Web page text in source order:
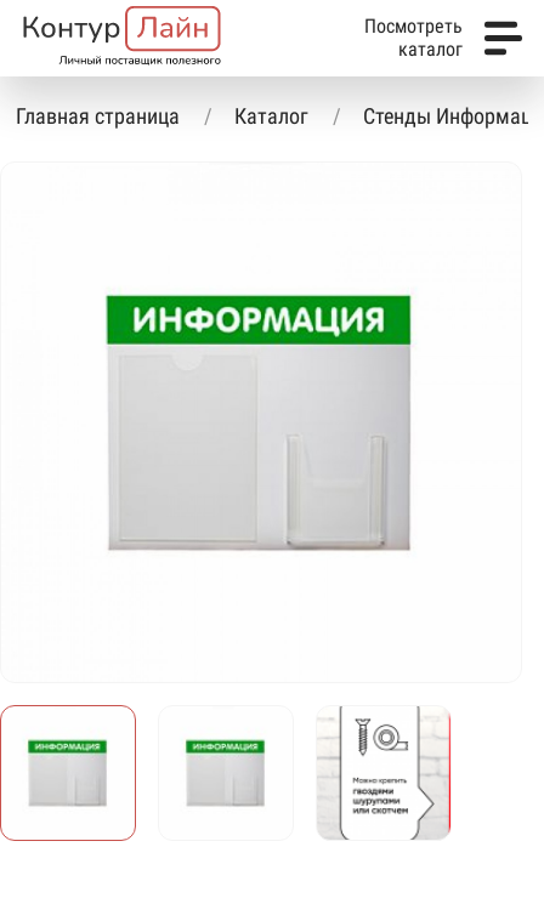
Посмотреть
каталог
Главная страница Каталог Стенды